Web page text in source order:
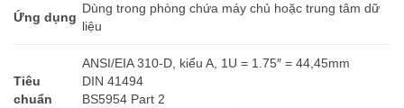
Ứng dụng
Dùng trong phòng chứa máy chủ hoặc trung tâm dữ
liệu
Tiêu
chuẩn
ANSI/EIA 310-D, kiểu A, 1U = 1.75″ = 44,45mm
DIN 41494
BS5954 Part 2